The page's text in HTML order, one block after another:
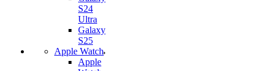
S24
Ultra
Galaxy
S25
Apple Watch
Apple